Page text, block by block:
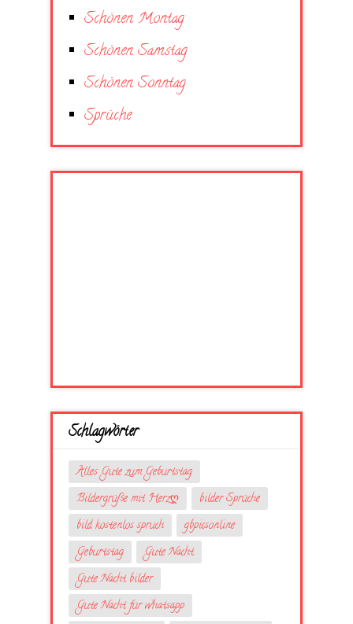
Schönen Montag
Schönen Samstag
Schönen Sonntag
Sprüche
Schlagwörter
Alles Gute zum Geburtstag
Bildergrüße mit Herzღ
bilder Sprüche
bild kostenlos spruch
gbpicsonline
Geburtstag
Gute Nacht
Gute Nacht bilder
Gute Nacht für whatsapp